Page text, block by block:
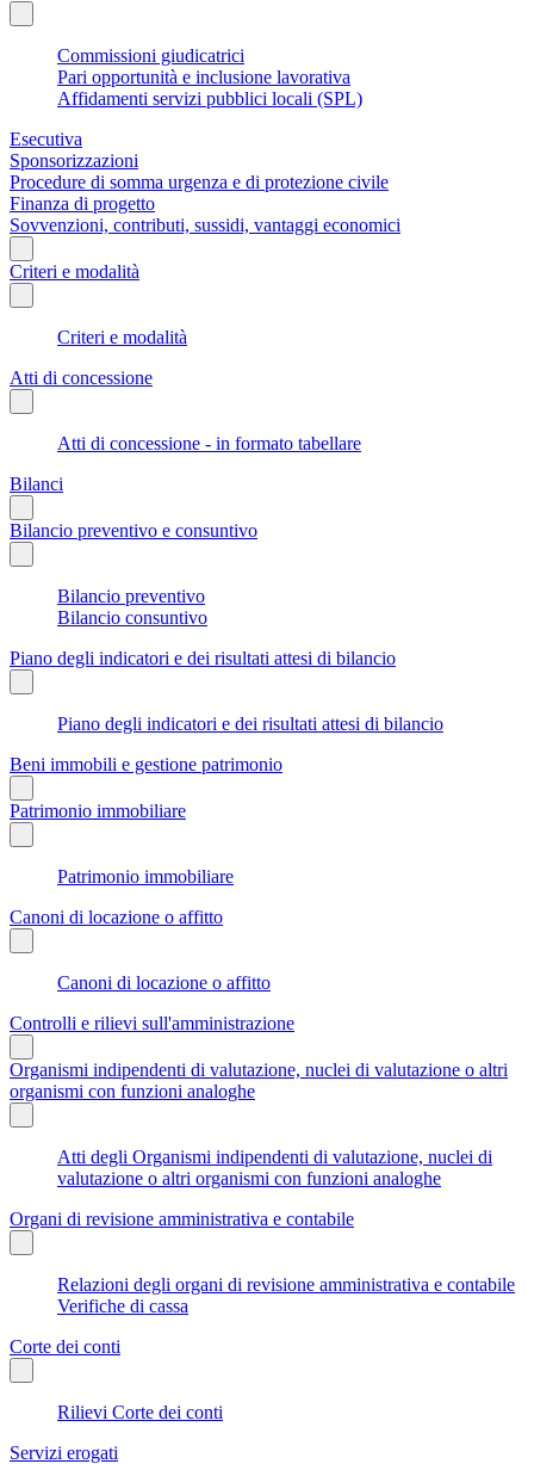
Commissioni giudicatrici
Pari opportunità e inclusione lavorativa
Affidamenti servizi pubblici locali (SPL)
Esecutiva
Sponsorizzazioni
Procedure di somma urgenza e di protezione civile
Finanza di progetto
Sovvenzioni, contributi, sussidi, vantaggi economici
Criteri e modalità
Criteri e modalità
Atti di concessione
Atti di concessione - in formato tabellare
Bilanci
Bilancio preventivo e consuntivo
Bilancio preventivo
Bilancio consuntivo
Piano degli indicatori e dei risultati attesi di bilancio
Piano degli indicatori e dei risultati attesi di bilancio
Beni immobili e gestione patrimonio
Patrimonio immobiliare
Patrimonio immobiliare
Canoni di locazione o affitto
Canoni di locazione o affitto
Controlli e rilievi sull'amministrazione
Organismi indipendenti di valutazione, nuclei di valutazione o altri
organismi con funzioni analoghe
Atti degli Organismi indipendenti di valutazione, nuclei di
valutazione o altri organismi con funzioni analoghe
Organi di revisione amministrativa e contabile
Relazioni degli organi di revisione amministrativa e contabile
Verifiche di cassa
Corte dei conti
Rilievi Corte dei conti
Servizi erogati